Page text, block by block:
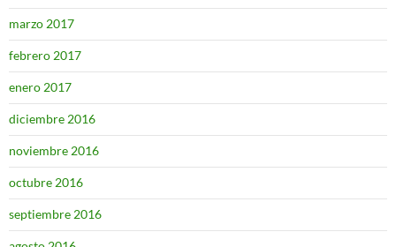
marzo 2017
febrero 2017
enero 2017
diciembre 2016
noviembre 2016
octubre 2016
septiembre 2016